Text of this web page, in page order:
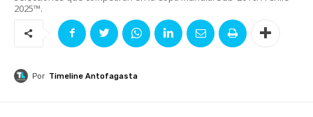
2025™.
Por Timeline Antofagasta